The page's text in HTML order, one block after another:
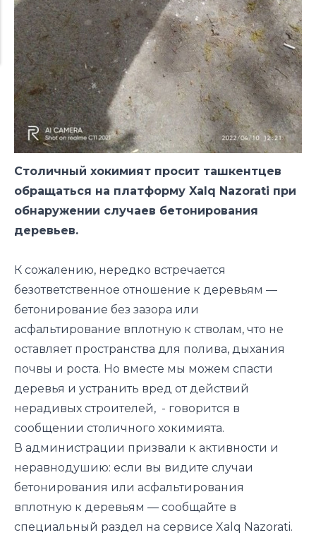
Столичный хокимият просит ташкентцев
обращаться на платформу Xalq Nazorati при
обнаружении случаев бетонирования
деревьев.
К сожалению, нередко встречается
безответственное отношение к деревьям —
бетонирование без зазора или
асфальтирование вплотную к стволам, что не
оставляет пространства для полива, дыхания
почвы и роста. Но вместе мы можем спасти
деревья и устранить вред от действий
нерадивых строителей, - говорится в
сообщении столичного хокимията.
В администрации призвали к активности и
неравнодушию: если вы видите случаи
бетонирования или асфальтирования
вплотную к деревьям — сообщайте в
специальный раздел на сервисе Xalq Nazorati.